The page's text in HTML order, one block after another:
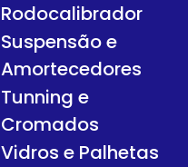
Rodocalibrador
Suspensão e
Amortecedores
Tunning e
Cromados
Vidros e Palhetas